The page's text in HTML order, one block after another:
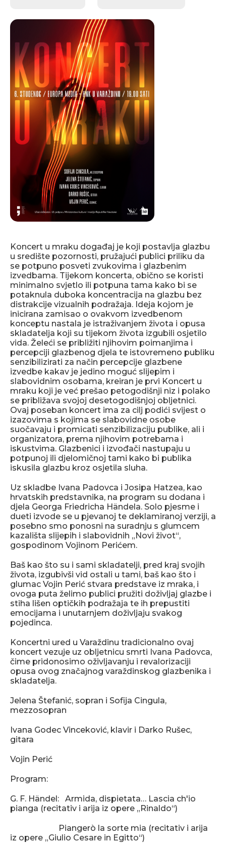
Koncert u mraku događaj je koji postavlja glazbu
u središte pozornosti, pružajući publici priliku da
se potpuno posveti zvukovima i glazbenim
izvedbama. Tijekom koncerta, obično se koristi
minimalno svjetlo ili potpuna tama kako bi se
potaknula duboka koncentracija na glazbu bez
distrakcije vizualnih podražaja. Ideja kojom je
inicirana zamisao o ovakvom izvedbenom
konceptu nastala je istraživanjem života i opusa
skladatelja koji su tijekom života izgubili osjetilo
vida. Želeći se približiti njihovim poimanjima i
percepciji glazbenog djela te istovremeno publiku
senzibilizirati za način percepcije glazbene
izvedbe kakav je jedino moguć slijepim i
slabovidnim osobama, kreiran je prvi Koncert u
mraku koji je već prešao petogodišnji niz i polako
se približava svojoj desetogodišnjoj obljetnici.
Ovaj poseban koncert ima za cilj podići svijest o
izazovima s kojima se slabovidne osobe
suočavaju i promicati senzibilizaciju publike, ali i
organizatora, prema njihovim potrebama i
iskustvima. Glazbenici i izvođači nastupaju u
potpunoj ili djelomičnoj tami kako bi publika
iskusila glazbu kroz osjetila sluha.
Uz skladbe Ivana Padovca i Josipa Hatzea, kao
hrvatskih predstavnika, na program su dodana i
djela Georga Friedricha Händela. Solo pjesme i
dueti izvode se u pjevanoj te deklamiranoj verziji, a
posebno smo ponosni na suradnju s glumcem
kazališta slijepih i slabovidnih „Novi život“,
gospodinom Vojinom Perićem.
Baš kao što su i sami skladatelji, pred kraj svojih
života, izgubivši vid ostali u tami, baš kao što i
glumac Vojin Perić stvara predstave iz mraka, i
ovoga puta želimo publici pružiti doživljaj glazbe i
stiha lišen optičkih podražaja te ih prepustiti
emocijama i unutarnjem doživljaju svakog
pojedinca.
Koncertni ured u Varaždinu tradicionalno ovaj
koncert vezuje uz obljetnicu smrti Ivana Padovca,
čime pridonosimo oživljavanju i revalorizaciji
opusa ovog značajnog varaždinskog glazbenika i
skladatelja.
Jelena Štefanić, sopran i Sofija Cingula,
mezzosopran
Ivana Godec Vinceković, klavir i Darko Rušec,
gitara
Vojin Perić
Program:
G. F. Händel: Armida, dispietata… Lascia ch'io
pianga (recitativ i arija iz opere „Rinaldo“)
Piangerò la sorte mia (recitativ i arija
iz opere „Giulio Cesare in Egitto“)